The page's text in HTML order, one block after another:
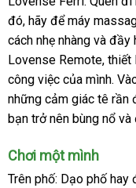
Hiệu
đóở
đâu
uy
tín
, hãy Pháp
để máy
cách nhẹ nhàng có
nên
chọn
và đầy
Lovense RemoteĐài
Loan
, thiết
công việc tận
nơi
của mìnhđẹp
.
những cảm giác tê rần
bạn trở nên bùng nổ so
và
Chơi một mình
Pháp
Trên phố: Dạo phố